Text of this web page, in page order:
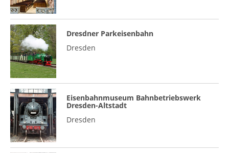
Dresdner Parkeisenbahn
Dresden
Eisenbahnmuseum Bahnbetriebswerk
Dresden-Altstadt
Dresden